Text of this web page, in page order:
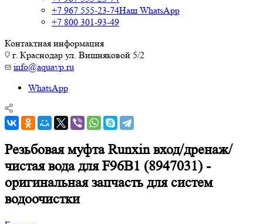
+7 967 555-23-74Наш WhatsApp
+7 800 301-93-49
Контактная информация
г. Краснодар ул. Вишняковой 5/2
info@aquavp.ru
WhatsApp
Резьбовая муфта Runxin вход/дренаж/
чистая вода для F96B1 (8947031) -
оригинальная запчасть для систем
водоочистки